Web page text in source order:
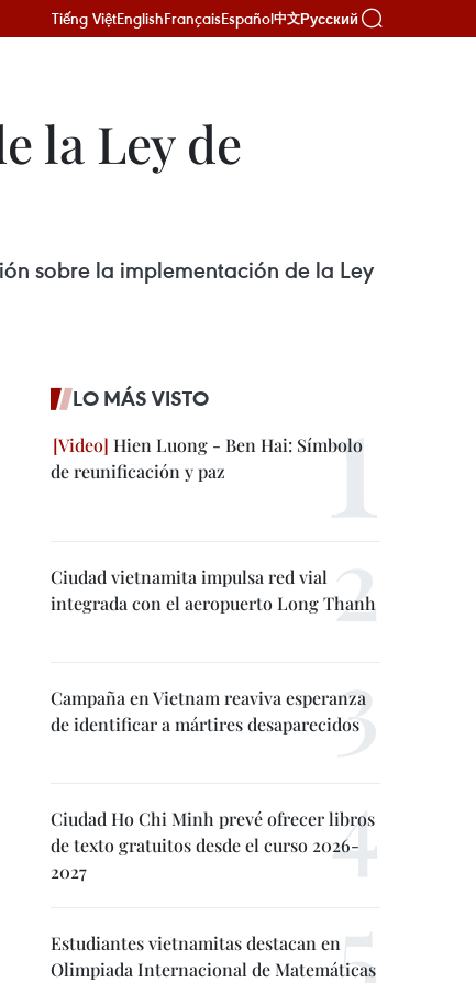
Tiếng ViệtEnglishFrançaisEspañol中文Русский
la Ley de
sobre la implementación de la Ley
LO MÁS VISTO
Hien Luong - Ben Hai: Símbolo
de reunificación y paz
Ciudad vietnamita impulsa red vial
integrada con el aeropuerto Long Thanh
Campaña en Vietnam reaviva esperanza
de identificar a mártires desaparecidos
Ciudad Ho Chi Minh prevé ofrecer libros
de texto gratuitos desde el curso 2026-
2027
Estudiantes vietnamitas destacan en
Olimpiada Internacional de Matemáticas